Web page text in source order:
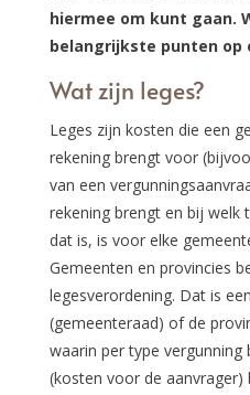
hiermee om kunt gaan.
belangrijkste punten op
Wat zijn leges?
Leges zijn kosten die een
rekening brengt voor
van een
rekening brengt en bij welk
dat is, is voor elke
Gemeenten en provincies
legesverordening. Dat is
(gemeenteraad) of de
waarin per type vergunning
(kosten voor de aanvrager)